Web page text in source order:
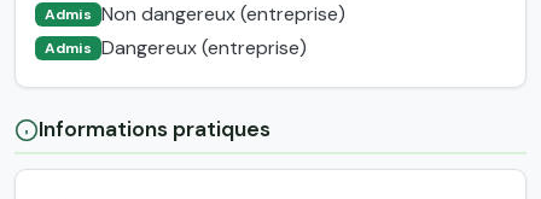
Admis Non dangereux (entreprise)
Admis Dangereux (entreprise)
Informations pratiques